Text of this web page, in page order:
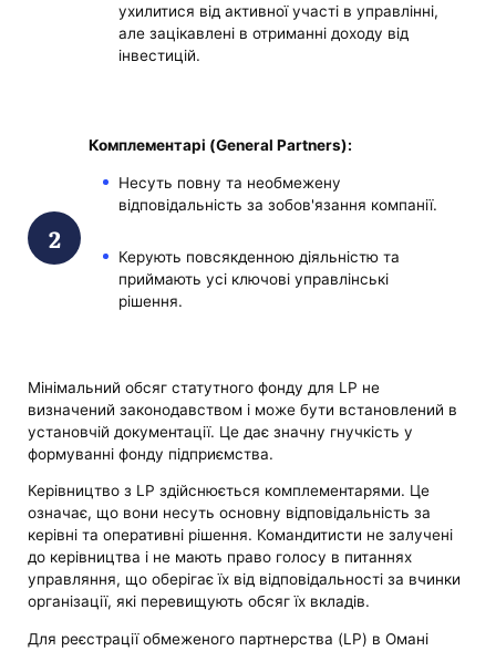
ухилитися від активної участі в управлінні,
але зацікавлені в отриманні доходу від
інвестицій.
Комплементарі (General Partners):
Несуть повну та необмежену
відповідальність за зобов'язання компанії.
Керують повсякденною діяльністю та
приймають усі ключові управлінські
рішення.
Мінімальний обсяг статутного фонду для LP не
визначений законодавством і може бути встановлений в
установчій документації. Це дає значну гнучкість у
формуванні фонду підприємства.
Керівництво з LP здійснюється комплементарями. Це
означає, що вони несуть основну відповідальність за
керівні та оперативні рішення. Командитисти не залучені
до керівництва і не мають право голосу в питаннях
управляння, що оберігає їх від відповідальності за вчинки
організації, які перевищують обсяг їх вкладів.
Для реєстрації обмеженого партнерства (LP) в Омані